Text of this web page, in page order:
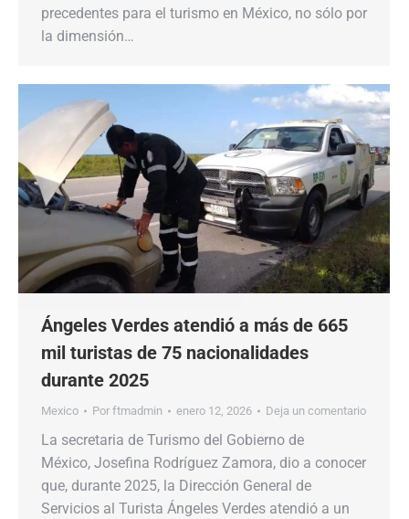
precedentes para el turismo en México, no sólo por
la dimensión…
Ángeles Verdes atendió a más de 665
mil turistas de 75 nacionalidades
durante 2025
Mexico Por ftmadmin enero 12, 2026 Deja un comentario
La secretaria de Turismo del Gobierno de
México, Josefina Rodríguez Zamora, dio a conocer
que, durante 2025, la Dirección General de
Servicios al Turista Ángeles Verdes atendió a un